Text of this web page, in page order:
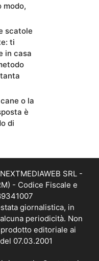
modo,
scatole
ti
in casa
o la
è
di
SRL -
- Codice Fiscale e
giornalistica, in
periodicità. Non
editoriale ai
07.03.2001